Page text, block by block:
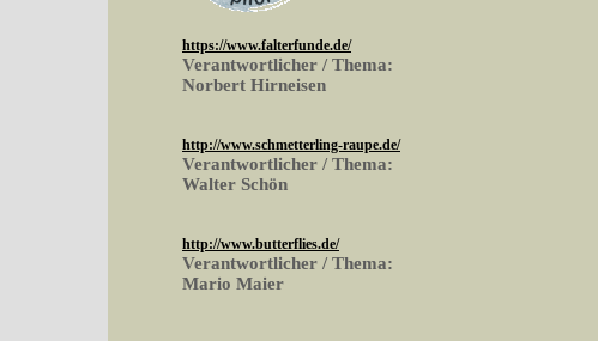
https://www.falterfunde.de/
Verantwortlicher / Thema:
Norbert Hirneisen
http://www.schmetterling-raupe.de/
Verantwortlicher / Thema:
Walter Schön
http://www.butterflies.de/
Verantwortlicher / Thema:
Mario Maier